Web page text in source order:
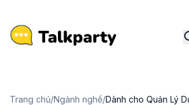
Trang chủ/Ngành nghề/Dành cho Quản Lý